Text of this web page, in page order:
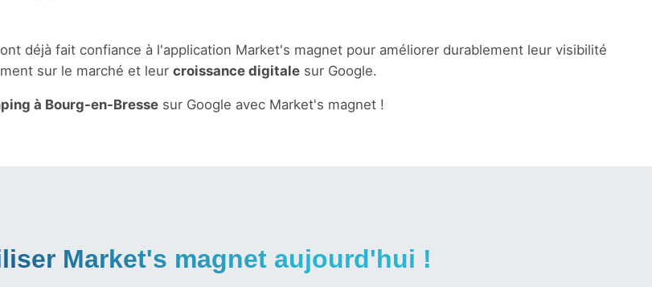
déjà fait confiance à l'application Market's magnet pour améliorer durablement leur visibilité
sur le marché et leur croissance digitale sur Google.
à Bourg-en-Bressesur Google avec Market's magnet !
Market's magnet aujourd'hui !